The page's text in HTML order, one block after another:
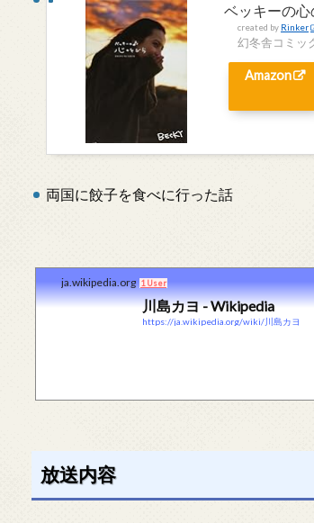
ベッキーの心
created by Rinker
幻冬舎コミッ
Amazon
両国に餃子を食べに行った話
ja.wikipedia.org 1 User
川島カヨ - Wikipedia
https://ja.wikipedia.org/wiki/川島カヨ
放送内容